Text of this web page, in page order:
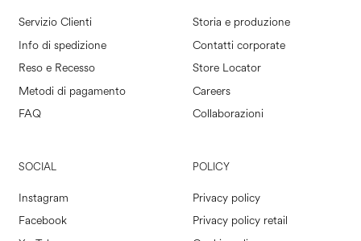
Servizio Clienti
Info di spedizione
Reso e Recesso
Metodi di pagamento
FAQ
Storia e produzione
Contatti corporate
Store Locator
Careers
Collaborazioni
SOCIAL
Instagram
Facebook
POLICY
Privacy policy
Privacy policy retail